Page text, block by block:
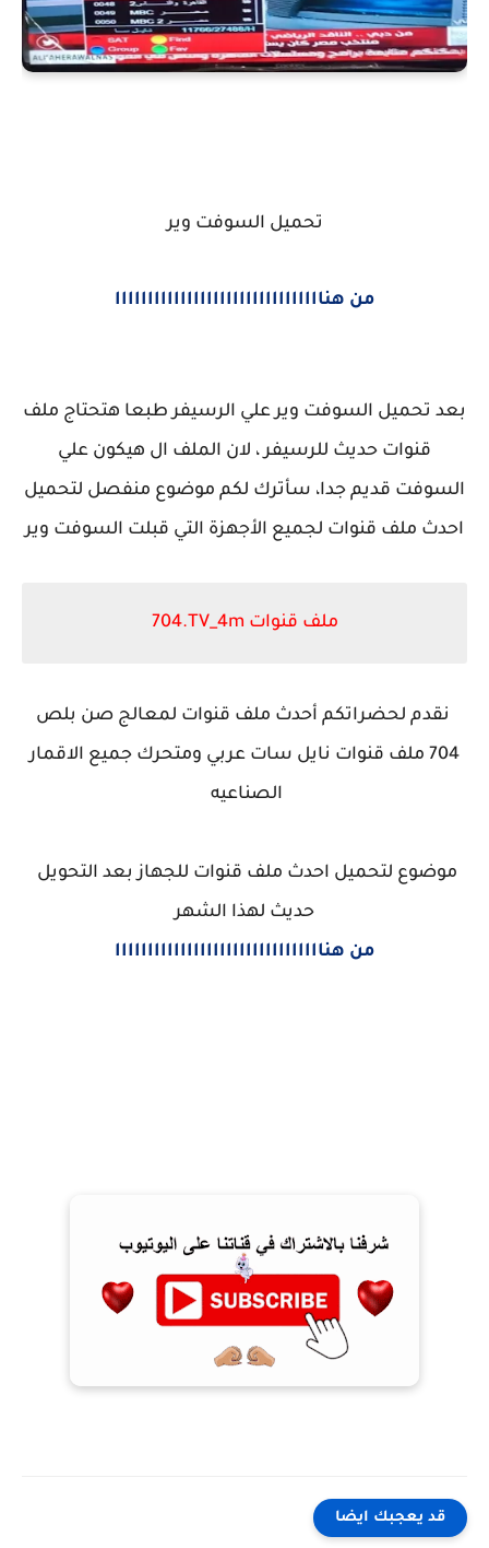
تحميل السوفت وير
من هناااااااااااااااااااااااااااااااا
بعد تحميل السوفت وير علي الرسيفر طبعا هتحتاج ملف
قنوات حديث للرسيفر ، لان الملف ال هيكون علي
السوفت قديم جدا، سأترك لكم موضوع منفصل لتحميل
احدث ملف قنوات لجميع الأجهزة التي قبلت السوفت وير
704.TV_4m ملف قنوات
نقدم لحضراتكم أحدث ملف قنوات لمعالج صن بلص
704 ملف قنوات نايل سات عربي ومتحرك جميع الاقمار
الصناعيه
موضوع لتحميل احدث ملف قنوات للجهاز بعد التحويل
حديث لهذا الشهر
من هناااااااااااااااااااااااااااااااا
قد يعجبك ايضا